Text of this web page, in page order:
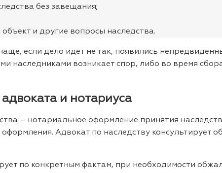
без завещания;
и другие вопросы наследства.
если дело идет не так, появились
наследниками возникает спор, либо во время
и нотариуса
– нотариальное оформление принятия
Адвокат по наследству консультирует
по конкретным фактам, при необходимости